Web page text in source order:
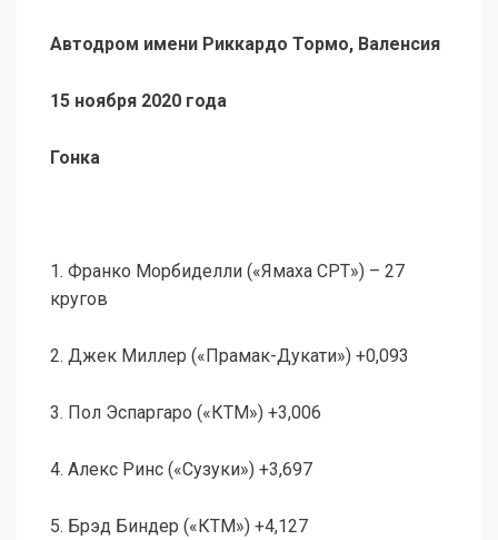
Автодром имени Риккардо Тормо, Валенсия
15 ноября 2020 года
Гонка
1. Франко Морбиделли («Ямаха СРТ») – 27
кругов
2. Джек Миллер («Прамак-Дукати») +0,093
3. Пол Эспаргаро («КТМ») +3,006
4. Алекс Ринс («Сузуки») +3,697
5. Брэд Биндер («КТМ») +4,127